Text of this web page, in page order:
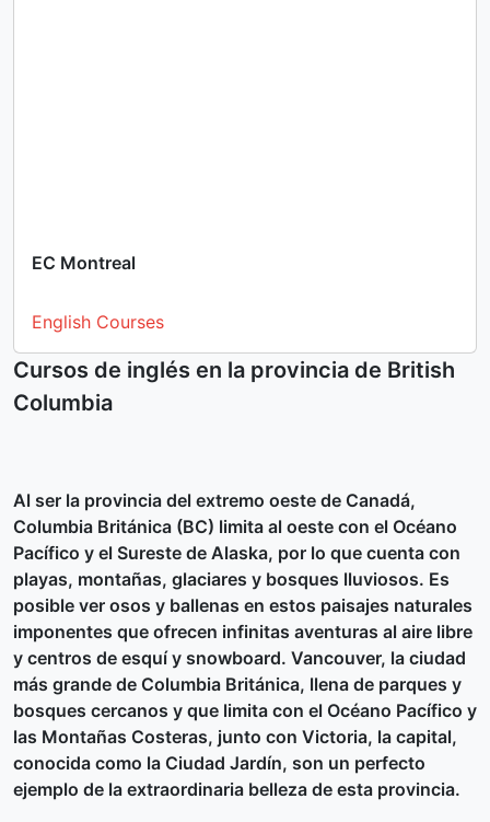
EC Montreal
English Courses
Cursos de inglés en la provincia de British
Columbia
Al ser la provincia del extremo oeste de Canadá,
Columbia Británica (BC) limita al oeste con el Océano
Pacífico y el Sureste de Alaska, por lo que cuenta con
playas, montañas, glaciares y bosques lluviosos. Es
posible ver osos y ballenas en estos paisajes naturales
imponentes que ofrecen infinitas aventuras al aire libre
y centros de esquí y snowboard. Vancouver, la ciudad
más grande de Columbia Británica, llena de parques y
bosques cercanos y que limita con el Océano Pacífico y
las Montañas Costeras, junto con Victoria, la capital,
conocida como la Ciudad Jardín, son un perfecto
ejemplo de la extraordinaria belleza de esta provincia.